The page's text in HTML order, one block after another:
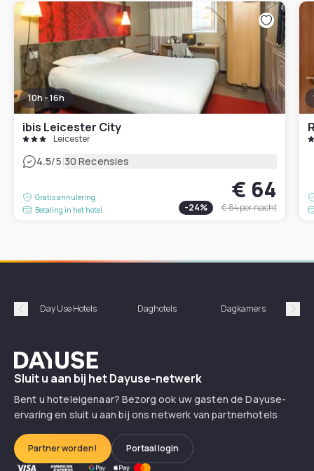
10h - 16h
ibis Leicester City
Leicester
4.5/5|30 Recensies
Gratis annulering
Betaling in het hotel
€ 64
-24% € 84per nacht
Précédent
Day Use Hotels Daghotels Dagkamers
Dayuse
Sluit u aan bij het Dayuse-netwerk
Bent u hoteleigenaar? Bezorg ook uw gasten de Dayuse-
ervaring en sluit u aan bij ons netwerk van partnerhotels
Partner worden! Portaal login